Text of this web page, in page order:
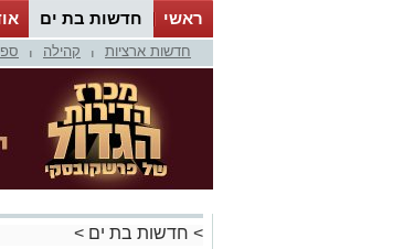
ראשי חדשות בת ים
חדשות ארציות קהילה
> חדשות בת ים >